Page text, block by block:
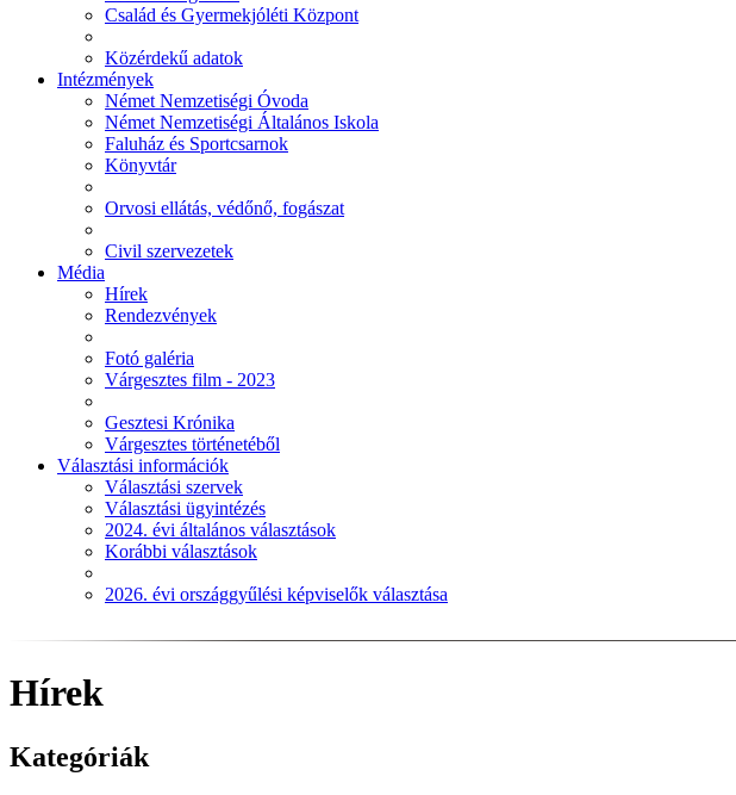
Család és Gyermekjóléti Központ
Közérdekű adatok
Intézmények
Német Nemzetiségi Óvoda
Német Nemzetiségi Általános Iskola
Faluház és Sportcsarnok
Könyvtár
Orvosi ellátás, védőnő, fogászat
Civil szervezetek
Média
Hírek
Rendezvények
Fotó galéria
Várgesztes film - 2023
Gesztesi Krónika
Várgesztes történetéből
Választási információk
Választási szervek
Választási ügyintézés
2024. évi általános választások
Korábbi választások
2026. évi országgyűlési képviselők választása
Hírek
Kategóriák